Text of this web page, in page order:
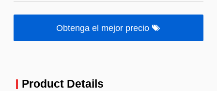
Obtenga el mejor precio
Product Details